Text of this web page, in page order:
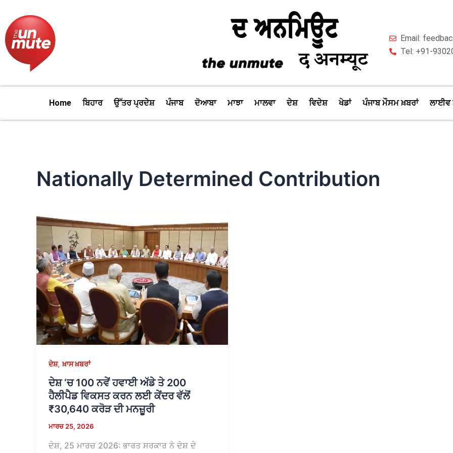
content
Email:
Tel: +91-
Home ਬਿਹਾਰ ਉੱਤਰ ਪ੍ਰਦੇਸ਼ ਪੰਜਾਬ ਦੋਆਬਾ ਮਾਝਾ ਮਾਲਵਾ ਦੇਸ਼ ਵਿਦੇਸ਼ ਖੇਡਾਂ ਪੰਜਾਬ ਮੌਸਮ ਖ਼ਬਰਾਂ ਲਾਈਵ
Nationally Determined Contribution
ਦੇਸ਼,ਖ਼ਾਸ ਖ਼ਬਰਾਂ
ਦੇਸ਼ ‘ਚ 100 ਨਵੇਂ ਹਵਾਈ ਅੱਡੇ ਤੇ 200
ਹੈਲੀਪੈਡ ਵਿਕਸਤ ਕਰਨ ਲਈ ਕੇਂਦਰ ਵੱਲੋਂ
₹30,640 ਕਰੋੜ ਦੀ ਮਨਜ਼ੂਰੀ
ਮਾਰਚ 25, 2026
ਦੇਸ਼, 25 ਮਾਰਚ 2026: ਭਾਰਤ ਸਰਕਾਰ ਨੇ ਦੇਸ਼ ਦੇ